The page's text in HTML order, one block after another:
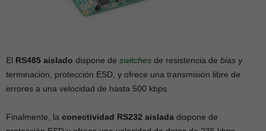
El RS485 aislado dispone de switches de resistencia de bias y
terminación, protección ESD, y ofrece una transmisión libre de
errores a una velocidad de hasta 500 kbps.
Finalmente, la conectividad RS232 aislada dispone de